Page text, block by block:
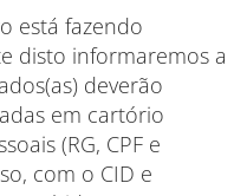
está fazendo
disto informaremos a
deverão
em cartório
(RG, CPF e
com o CID e